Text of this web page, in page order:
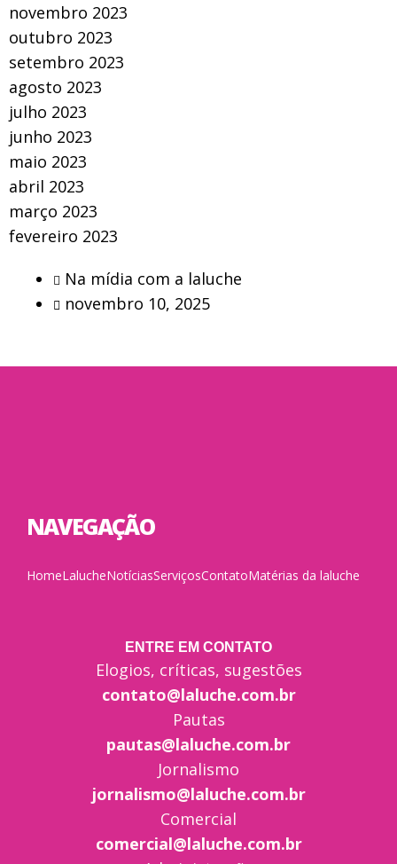
novembro 2023
outubro 2023
setembro 2023
agosto 2023
julho 2023
junho 2023
maio 2023
abril 2023
março 2023
fevereiro 2023
Na mídia com a laluche
novembro 10, 2025
NAVEGAÇÃO
HomeLalucheNotíciasServiçosContatoMatérias da laluche
ENTRE EM CONTATO
Elogios, críticas, sugestões
contato@laluche.com.br
Pautas
pautas@laluche.com.br
Jornalismo
jornalismo@laluche.com.br
Comercial
comercial@laluche.com.br